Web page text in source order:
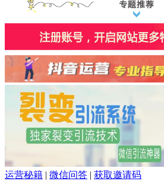
运营秘籍 | 微信问答 | 获取邀请码